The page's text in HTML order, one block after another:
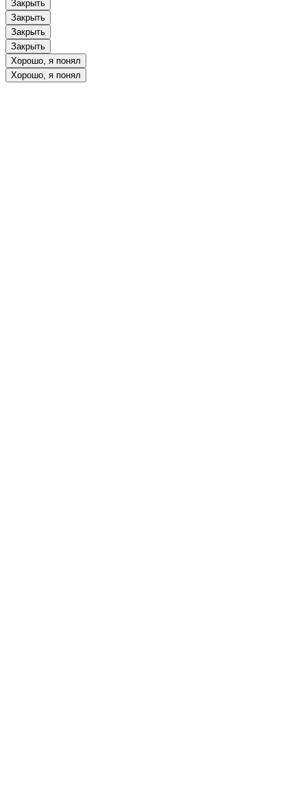
Закрыть
Закрыть
Закрыть
Закрыть
Хорошо, я понял
Хорошо, я понял